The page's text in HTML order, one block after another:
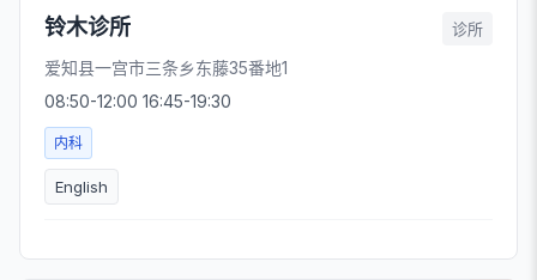
铃木诊所 诊所
爱知县一宫市三条乡东藤35番地1
08:50-12:00 16:45-19:30
内科
English